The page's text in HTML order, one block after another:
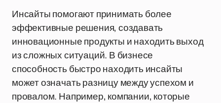
Инсайты помогают принимать более
эффективные решения, создавать
инновационные продукты и находить выход
из сложных ситуаций. В бизнесе
способность быстро находить инсайты
может означать разницу между успехом и
провалом. Например, компании, которые